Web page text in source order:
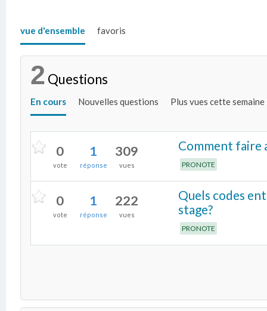
vue d'ensemble favoris
2 Questions
En cours Nouvelles questions Plus vues cette semaine
0
vote
1
réponse
309
vues
Comment faire
PRONOTE
0
vote
1
réponse
222
vues
Quels codes
stage?
PRONOTE